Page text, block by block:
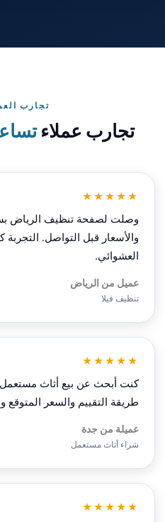
تجارب
تجارب عملاء
★★★★★
وصلت لصفحة تنظيف الرياض
والأسعار قبل التواصل.
العشوائي.
عميل من الرياض
تنظيف فيلا
★★★★★
كنت أبحث عن بيع أثاث
طريقة التقييم والسعر
عميلة من جدة
شراء أثاث مستعمل
★★★★★